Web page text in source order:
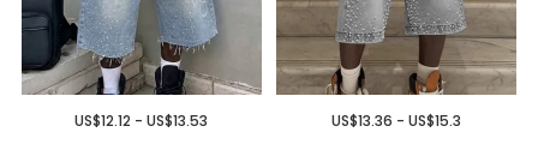
US$13.36 - US$15.3
US$12.12 - US$13.53